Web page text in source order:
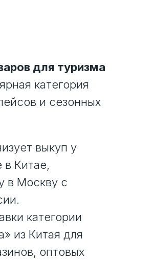
для туризма
категория
и сезонных
выкуп у
в Китае,
в Москву с
категории
из Китая для
оптовых